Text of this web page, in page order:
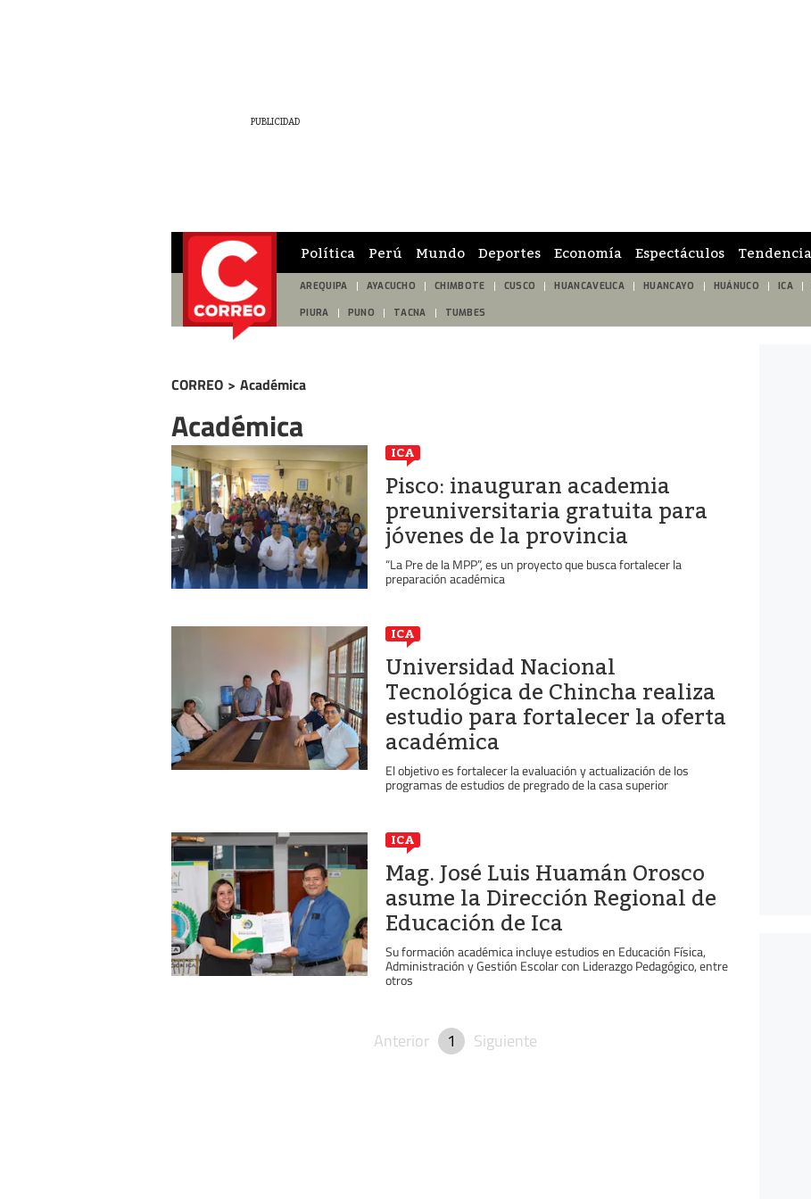
Política Perú Mundo Deportes Economía Espectáculos Tendencia
AREQUIPA AYACUCHO CHIMBOTE CUSCO HUANCAVELICA HUANCAYO HUÁNUCO ICA
PIURA PUNO TACNA TUMBES
CORREO > Académica
Académica
ICA
Pisco: inauguran academia
preuniversitaria gratuita para
jóvenes de la provincia
“La Pre de la MPP”, es un proyecto que busca fortalecer la
preparación académica
ICA
Universidad Nacional
Tecnológica de Chincha realiza
estudio para fortalecer la oferta
académica
El objetivo es fortalecer la evaluación y actualización de los
programas de estudios de pregrado de la casa superior
ICA
Mag. José Luis Huamán Orosco
asume la Dirección Regional de
Educación de Ica
Su formación académica incluye estudios en Educación Física,
Administración y Gestión Escolar con Liderazgo Pedagógico, entre
otros
Anterior 1 Siguiente